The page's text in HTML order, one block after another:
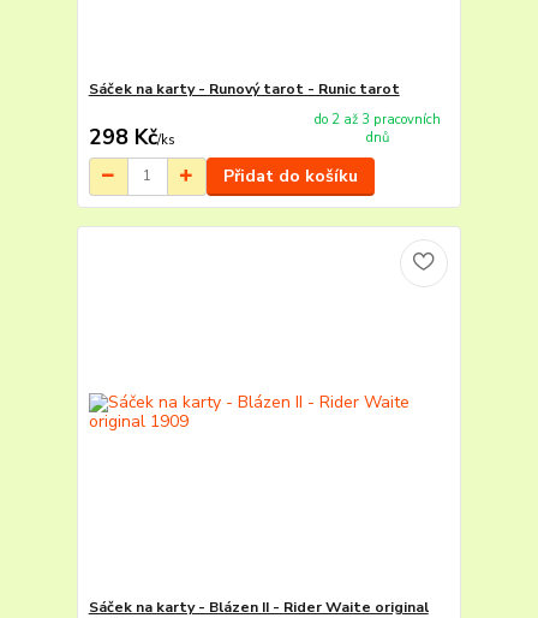
Sáček na karty - Runový tarot - Runic tarot
298 Kč/ks
do 2 až 3 pracovních
dnů
Přidat do košíku
Sáček na karty - Blázen II - Rider Waite original